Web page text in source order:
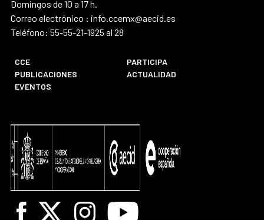
Domingos de 10 a 17 h.
Correo electrónico : info.ccemx@aecid.es
Teléfono: 55-55-21-1925 al 28
CCE
PARTICIPA
PUBLICACIONES
ACTUALIDAD
EVENTOS
Facebook
X InstagramYoutube